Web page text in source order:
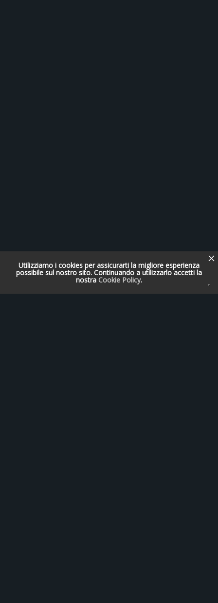
Utilizziamo i cookies per assicurarti la migliore esperienza
possibile sul nostro sito. Continuando a utilizzarlo accetti la
nostra Cookie Policy.